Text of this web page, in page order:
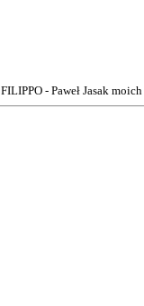
- Paweł Jasak